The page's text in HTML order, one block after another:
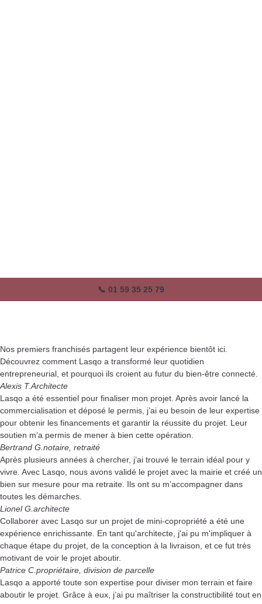
📞 01 59 35 25 79
Nos premiers franchisés partagent leur expérience bientôt ici.
Découvrez comment Lasqo a transformé leur quotidien
entrepreneurial, et pourquoi ils croient au futur du bien-être connecté.
Alexis T.Architecte
Lasqo a été essentiel pour finaliser mon projet. Après avoir lancé la
commercialisation et déposé le permis, j’ai eu besoin de leur expertise
pour obtenir les financements et garantir la réussite du projet. Leur
soutien m’a permis de mener à bien cette opération.
Bertrand G.notaire, retraité
Après plusieurs années à chercher, j’ai trouvé le terrain idéal pour y
vivre. Avec Lasqo, nous avons validé le projet avec la mairie et créé un
bien sur mesure pour ma retraite. Ils ont su m’accompagner dans
toutes les démarches.
Lionel G.architecte
Collaborer avec Lasqo sur un projet de mini-copropriété a été une
expérience enrichissante. En tant qu'architecte, j'ai pu m'impliquer à
chaque étape du projet, de la conception à la livraison, et ce fut très
motivant de voir le projet aboutir.
Patrice C.propriétaire, division de parcelle
Lasqo a apporté toute son expertise pour diviser mon terrain et faire
aboutir le projet. Grâce à eux, j’ai pu maîtriser la constructibilité tout en